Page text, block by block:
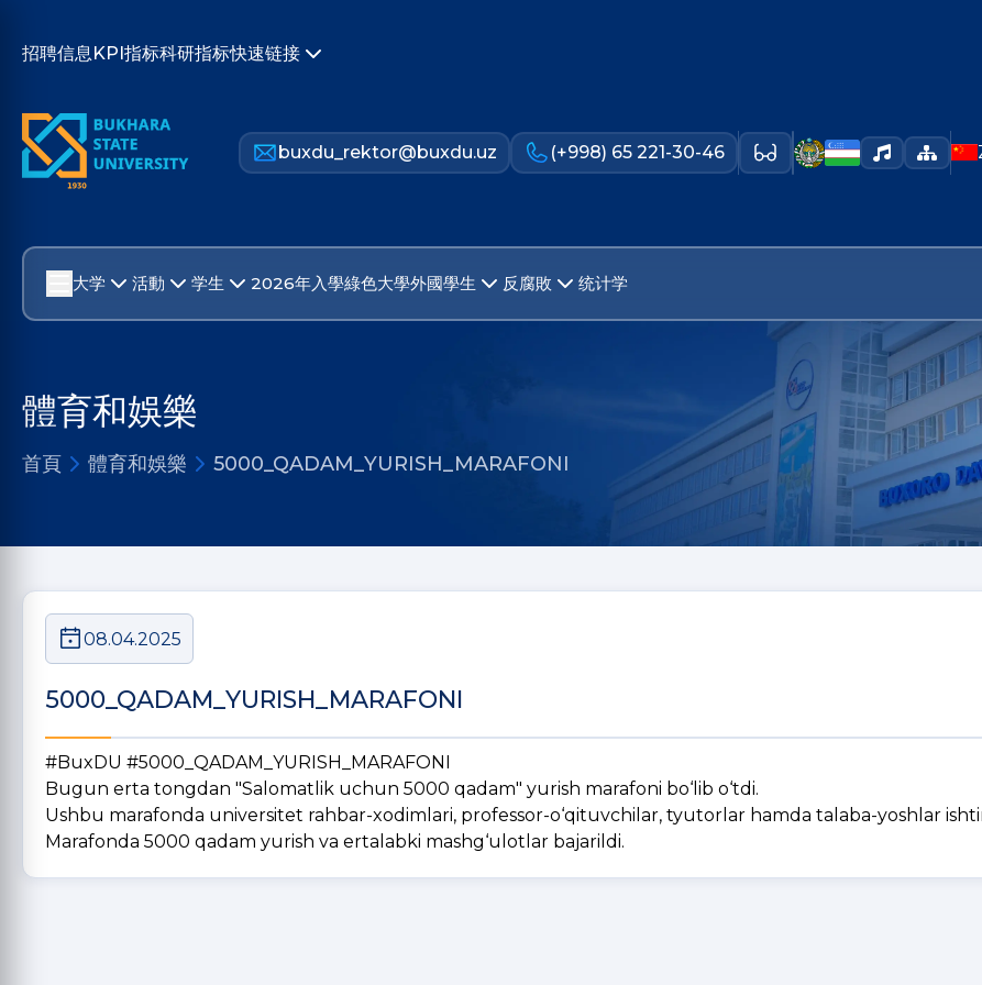
招聘信息KPI指标科研指标快速链接
buxdu_rektor@buxdu.uz (+998) 65 221-30-46
大学 活動 学生 2026年入學綠色大學外國學生 反腐敗 统计学
體育和娛樂
首頁 體育和娛樂 5000_QADAM_YURISH_MARAFONI
08.04.2025
5000_QADAM_YURISH_MARAFONI
#BuxDU #5000_QADAM_YURISH_MARAFONI
Bugun erta tongdan "Salomatlik uchun 5000 qadam" yurish marafoni bo‘lib o‘tdi.
Ushbu marafonda universitet rahbar-xodimlari, professor-o‘qituvchilar, tyutorlar hamda talaba-yoshlar
Marafonda 5000 qadam yurish va ertalabki mashg‘ulotlar bajarildi.